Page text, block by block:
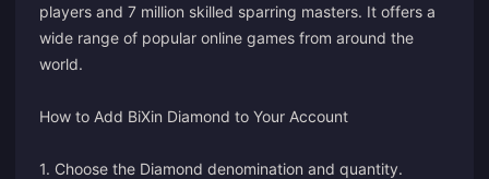
players and 7 million skilled sparring masters. It offers a
wide range of popular online games from around the
world.
How to Add BiXin Diamond to Your Account
1. Choose the Diamond denomination and quantity.